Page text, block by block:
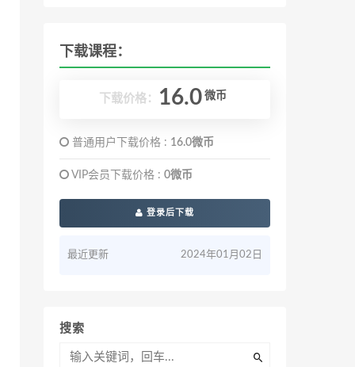
下载课程：
下载价格： 16.0 微币
普通用户下载价格 : 16.0微币
VIP会员下载价格 : 0微币
登录后下载
最近更新 2024年01月02日
搜索